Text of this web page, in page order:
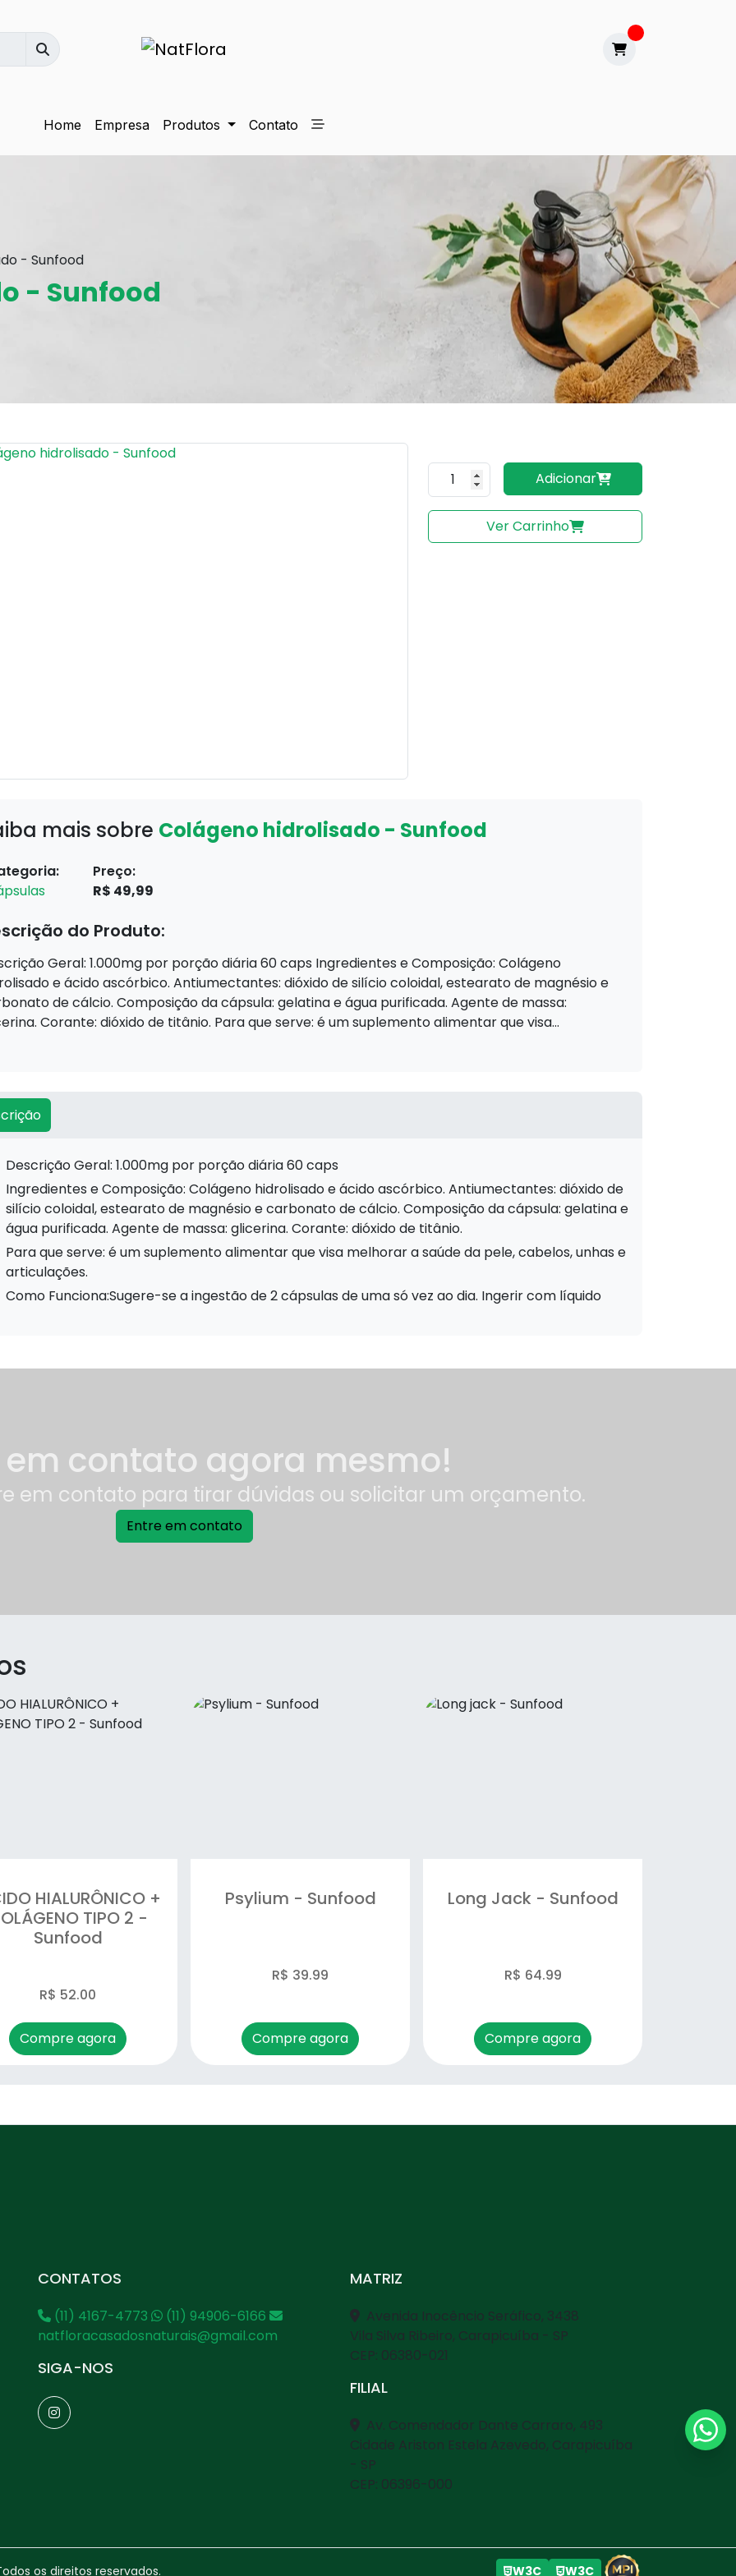
Home Empresa Produtos Contato
- Sunfood
- Sunfood
Quantidade do produto
Adicionar
Ver Carrinho
mais sobre Colágeno hidrolisado - Sunfood
Preço:
R$ 49,99
do Produto:
Geral: 1.000mg por porção diária 60 caps Ingredientes e Composição: Colágeno
e ácido ascórbico. Antiumectantes: dióxido de silício coloidal, estearato de magnésio e
de cálcio. Composição da cápsula: gelatina e água purificada. Agente de massa:
Corante: dióxido de titânio. Para que serve: é um suplemento alimentar que visa...
Descrição Geral: 1.000mg por porção diária 60 caps
Ingredientes e Composição: Colágeno hidrolisado e ácido ascórbico. Antiumectantes: dióxido de
silício coloidal, estearato de magnésio e carbonato de cálcio. Composição da cápsula: gelatina e
água purificada. Agente de massa: glicerina. Corante: dióxido de titânio.
Para que serve: é um suplemento alimentar que visa melhorar a saúde da pele, cabelos, unhas e
articulações.
Como Funciona:Sugere-se a ingestão de 2 cápsulas de uma só vez ao dia. Ingerir com líquido
em contato agora mesmo!
em contato para tirar dúvidas ou solicitar um orçamento.
Entre em contato
HIALURÔNICO +
TIPO 2 -
Sunfood
R$ 52.00
Compre agora
Psylium - Sunfood
R$ 39.99
Compre agora
Long Jack - Sunfood
R$ 64.99
Compre agora
CONTATOS
(11) 4167-4773
(11) 94906-6166
natfloracasadosnaturais@gmail.com
SIGA-NOS
MATRIZ
Avenida Inocêncio Seráfico, 3438
Vila Silva Ribeiro, Carapicuíba - SP
CEP: 06380-021
FILIAL
Av. Comendador Dante Carraro, 493
Cidade Ariston Estela Azevedo, Carapicuíba
- SP
CEP: 06396-000
os direitos reservados. W3C W3C